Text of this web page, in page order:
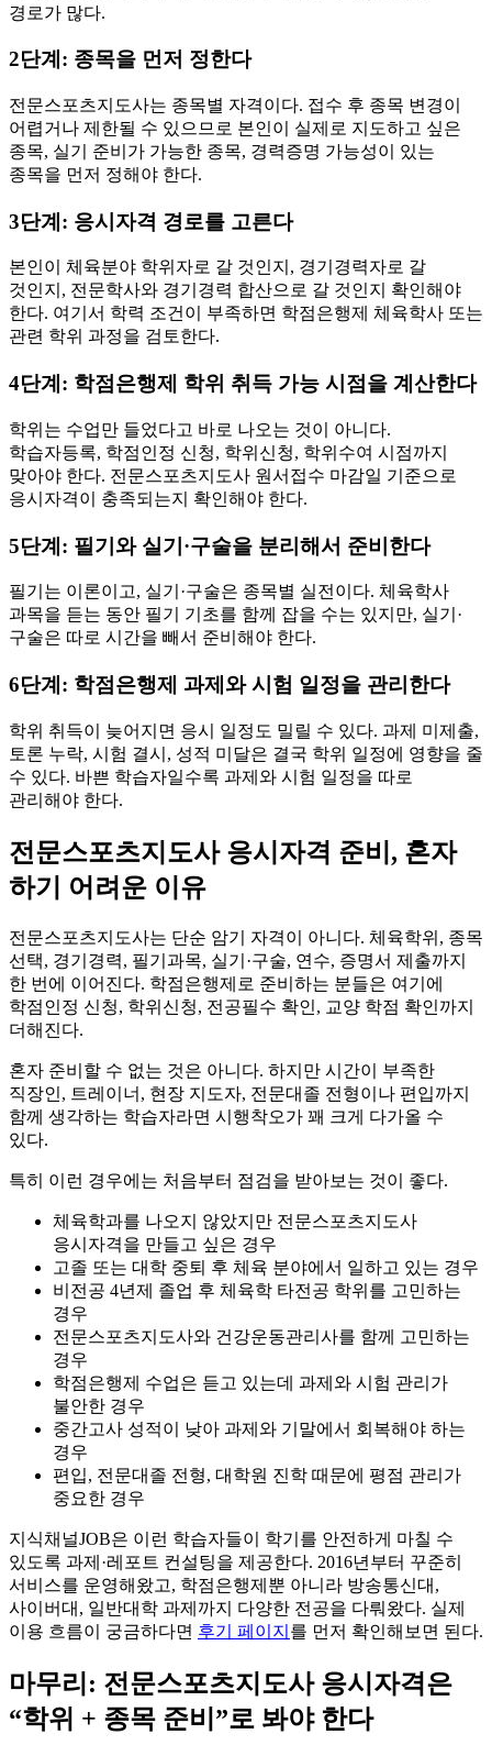
경로가 많다.
2단계: 종목을 먼저 정한다
전문스포츠지도사는 종목별 자격이다. 접수 후 종목 변경이
어렵거나 제한될 수 있으므로 본인이 실제로 지도하고 싶은
종목, 실기 준비가 가능한 종목, 경력증명 가능성이 있는
종목을 먼저 정해야 한다.
3단계: 응시자격 경로를 고른다
본인이 체육분야 학위자로 갈 것인지, 경기경력자로 갈
것인지, 전문학사와 경기경력 합산으로 갈 것인지 확인해야
한다. 여기서 학력 조건이 부족하면 학점은행제 체육학사 또는
관련 학위 과정을 검토한다.
4단계: 학점은행제 학위 취득 가능 시점을 계산한다
학위는 수업만 들었다고 바로 나오는 것이 아니다.
학습자등록, 학점인정 신청, 학위신청, 학위수여 시점까지
맞아야 한다. 전문스포츠지도사 원서접수 마감일 기준으로
응시자격이 충족되는지 확인해야 한다.
5단계: 필기와 실기·구술을 분리해서 준비한다
필기는 이론이고, 실기·구술은 종목별 실전이다. 체육학사
과목을 듣는 동안 필기 기초를 함께 잡을 수는 있지만, 실기·
구술은 따로 시간을 빼서 준비해야 한다.
6단계: 학점은행제 과제와 시험 일정을 관리한다
학위 취득이 늦어지면 응시 일정도 밀릴 수 있다. 과제 미제출,
토론 누락, 시험 결시, 성적 미달은 결국 학위 일정에 영향을 줄
수 있다. 바쁜 학습자일수록 과제와 시험 일정을 따로
관리해야 한다.
전문스포츠지도사 응시자격 준비, 혼자
하기 어려운 이유
전문스포츠지도사는 단순 암기 자격이 아니다. 체육학위, 종목
선택, 경기경력, 필기과목, 실기·구술, 연수, 증명서 제출까지
한 번에 이어진다. 학점은행제로 준비하는 분들은 여기에
학점인정 신청, 학위신청, 전공필수 확인, 교양 학점 확인까지
더해진다.
혼자 준비할 수 없는 것은 아니다. 하지만 시간이 부족한
직장인, 트레이너, 현장 지도자, 전문대졸 전형이나 편입까지
함께 생각하는 학습자라면 시행착오가 꽤 크게 다가올 수
있다.
특히 이런 경우에는 처음부터 점검을 받아보는 것이 좋다.
체육학과를 나오지 않았지만 전문스포츠지도사
응시자격을 만들고 싶은 경우
고졸 또는 대학 중퇴 후 체육 분야에서 일하고 있는 경우
비전공 4년제 졸업 후 체육학 타전공 학위를 고민하는
경우
전문스포츠지도사와 건강운동관리사를 함께 고민하는
경우
학점은행제 수업은 듣고 있는데 과제와 시험 관리가
불안한 경우
중간고사 성적이 낮아 과제와 기말에서 회복해야 하는
경우
편입, 전문대졸 전형, 대학원 진학 때문에 평점 관리가
중요한 경우
지식채널JOB은 이런 학습자들이 학기를 안전하게 마칠 수
있도록 과제·레포트 컨설팅을 제공한다. 2016년부터 꾸준히
서비스를 운영해왔고, 학점은행제뿐 아니라 방송통신대,
사이버대, 일반대학 과제까지 다양한 전공을 다뤄왔다. 실제
이용 흐름이 궁금하다면 후기 페이지 를 먼저 확인해보면 된다.
마무리: 전문스포츠지도사 응시자격은
“학위 + 종목 준비”로 봐야 한다